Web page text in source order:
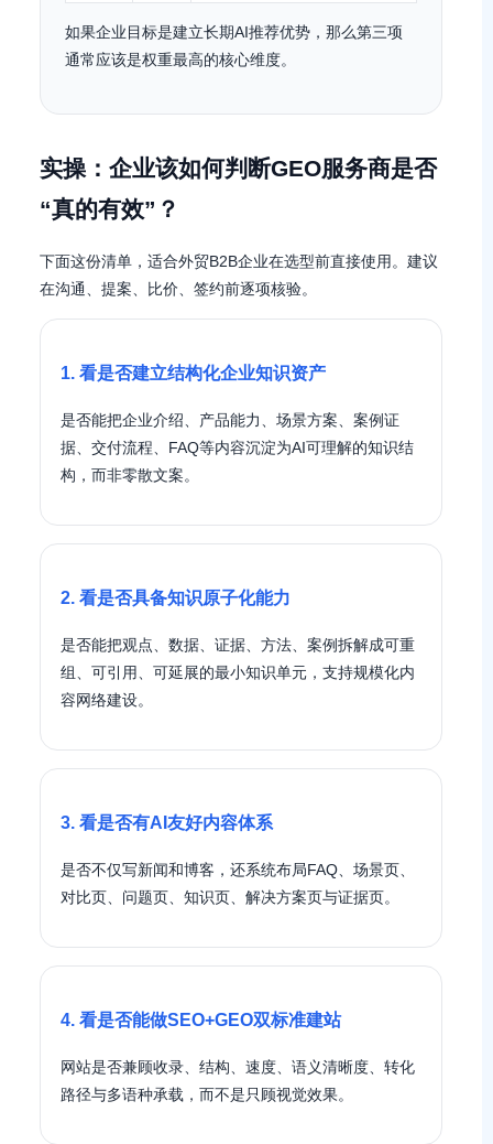
如果企业目标是建立长期AI推荐优势，那么第三项
通常应该是权重最高的核心维度。
实操：企业该如何判断GEO服务商是否
“真的有效”？
下面这份清单，适合外贸B2B企业在选型前直接使用。建议
在沟通、提案、比价、签约前逐项核验。
1. 看是否建立结构化企业知识资产
是否能把企业介绍、产品能力、场景方案、案例证
据、交付流程、FAQ等内容沉淀为AI可理解的知识结
构，而非零散文案。
2. 看是否具备知识原子化能力
是否能把观点、数据、证据、方法、案例拆解成可重
组、可引用、可延展的最小知识单元，支持规模化内
容网络建设。
3. 看是否有AI友好内容体系
是否不仅写新闻和博客，还系统布局FAQ、场景页、
对比页、问题页、知识页、解决方案页与证据页。
4. 看是否能做SEO+GEO双标准建站
网站是否兼顾收录、结构、速度、语义清晰度、转化
路径与多语种承载，而不是只顾视觉效果。